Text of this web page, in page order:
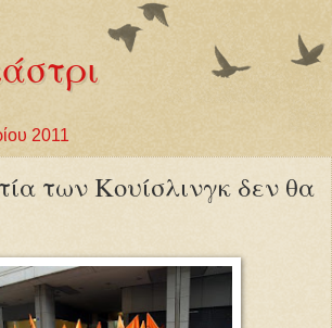
2011
των Κουίσλινγκ δεν θα